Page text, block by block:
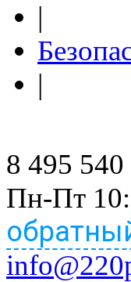
|
|
8 495 540
Пн-Пт